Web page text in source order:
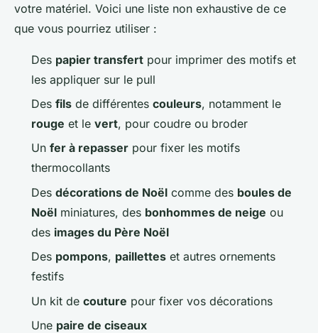
votre matériel. Voici une liste non exhaustive de ce
que vous pourriez utiliser :
Des papier transfert pour imprimer des motifs et
les appliquer sur le pull
Des fils de différentes couleurs, notamment le
rouge et le vert, pour coudre ou broder
Un fer à repasser pour fixer les motifs
thermocollants
Des décorations de Noël comme des boules de
Noël miniatures, des bonhommes de neige ou
des images du Père Noël
Des pompons, paillettes et autres ornements
festifs
Un kit de couture pour fixer vos décorations
Une paire de ciseaux